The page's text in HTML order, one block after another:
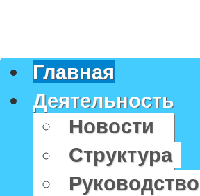
Главная
Деятельность
Новости
Структура
Руководство